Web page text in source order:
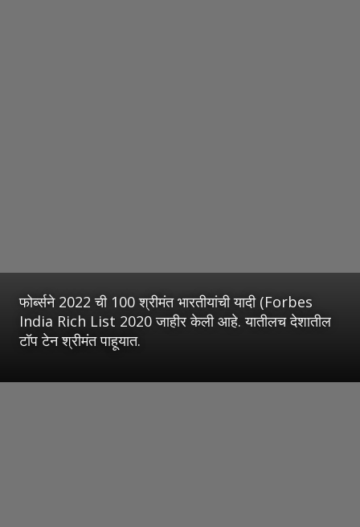
फोर्ब्सने 2022 ची 100 श्रीमंत भारतीयांची यादी (Forbes
India Rich List 2020 जाहीर केली आहे. यातीलच देशातील
टॉप टेन श्रीमंत पाहूयात.